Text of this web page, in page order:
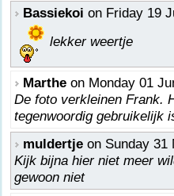
Bassiekoi on Friday 19
lekker weertje
Marthe on Monday 01
De foto verkleinen Frank.
tegenwoordig gebruikelijk
muldertje on Sunday 31
Kijk bijna hier niet meer
gewoon niet